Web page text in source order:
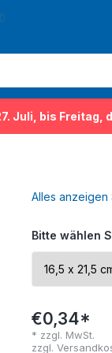
Sorten
Juli, bis Freitag,
Alles anzeigen
Bitte wählen
€0,34*
* zzgl. MwSt.
zzgl.